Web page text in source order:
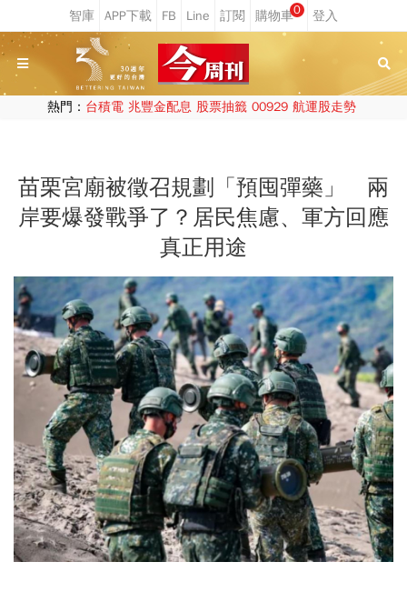
0
熱門： 台積電 兆豐金配息 股票抽籤 00929 航運股走勢
苗栗宮廟被徵召規劃「預囤彈藥」 兩
岸要爆發戰爭了？居民焦慮、軍方回應
真正用途